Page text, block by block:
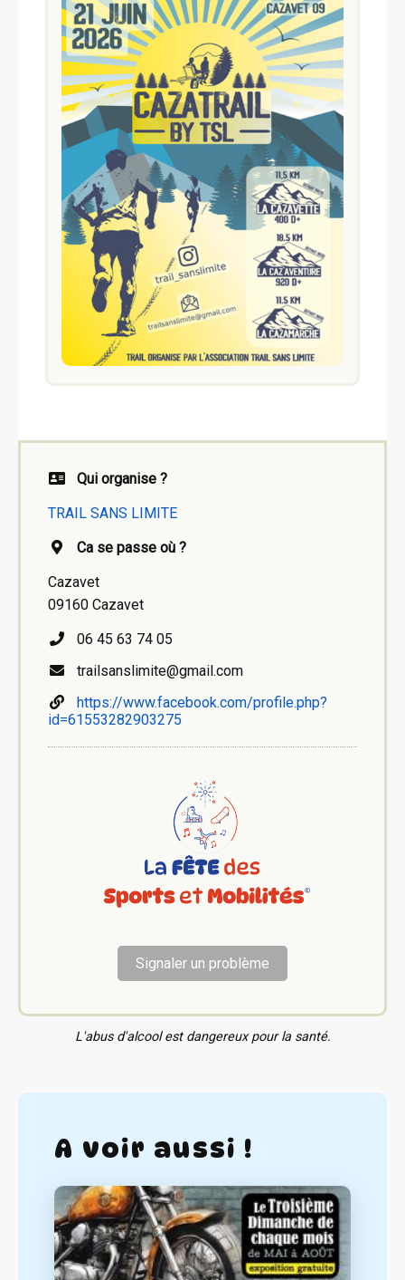
Qui organise ?
TRAIL SANS LIMITE
Ca se passe où ?
Cazavet
09160 Cazavet
06 45 63 74 05
trailsanslimite@gmail.com
https://www.facebook.com/profile.php?
id=61553282903275
Signaler un problème
L'abus d'alcool est dangereux pour la santé.
A voir aussi !